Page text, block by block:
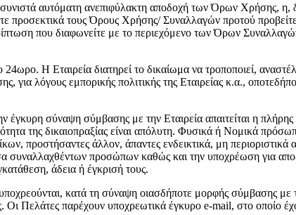
αυτόματη ανεπιφύλακτη αποδοχή των Όρων Χρήσης,
προσεκτικά τους Όρους Χρήσης/ Συναλλαγών προτού
που διαφωνείτε με το περιεχόμενο των Όρων
24ωρο. Η Εταιρεία διατηρεί το δικαίωμα να τροποποιεί,
για λόγους εμπορικής πολιτικής της Εταιρείας κ.α.,
έγκυρη σύναψη σύμβασης με την Εταιρεία απαιτείται η
της δικαιοπραξίας είναι απόλυτη. Φυσικά ή Νομικά
προστήσαντες άλλον, άπαντες ενδεικτικά, μη
συναλλαχθέντων προσώπων καθώς και την υποχρέωση για
άδεια ή έγκρισή τους.
κατά τη σύναψη οιασδήποτε μορφής σύμβασης με
Οι Πελάτες παρέχουν υποχρεωτικά έγκυρο e-mail, στο οποίο